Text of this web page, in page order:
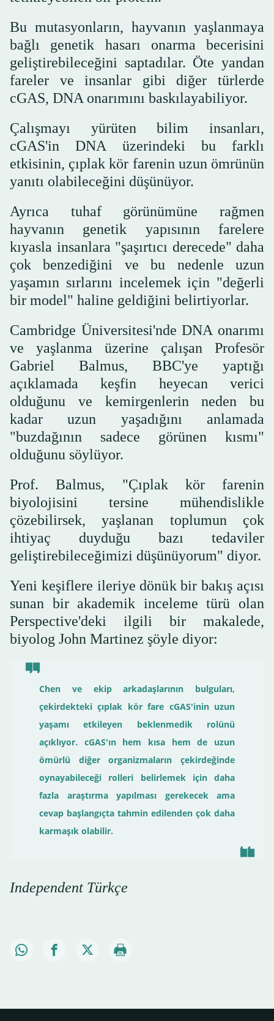
Bu mutasyonların, hayvanın yaşlanmaya
bağlı genetik hasarı onarma becerisini
geliştirebileceğini saptadılar. Öte yandan
fareler ve insanlar gibi diğer türlerde
cGAS, DNA onarımını baskılayabiliyor.
Çalışmayı yürüten bilim insanları,
cGAS'in DNA üzerindeki bu farklı
etkisinin, çıplak kör farenin uzun ömrünün
yanıtı olabileceğini düşünüyor.
Ayrıca tuhaf görünümüne rağmen
hayvanın genetik yapısının farelere
kıyasla insanlara "şaşırtıcı derecede" daha
çok benzediğini ve bu nedenle uzun
yaşamın sırlarını incelemek için "değerli
bir model" haline geldiğini belirtiyorlar.
Cambridge Üniversitesi'nde DNA onarımı
ve yaşlanma üzerine çalışan Profesör
Gabriel Balmus, BBC'ye yaptığı
açıklamada keşfin heyecan verici
olduğunu ve kemirgenlerin neden bu
kadar uzun yaşadığını anlamada
"buzdağının sadece görünen kısmı"
olduğunu söylüyor.
Prof. Balmus, "Çıplak kör farenin
biyolojisini tersine mühendislikle
çözebilirsek, yaşlanan toplumun çok
ihtiyaç duyduğu bazı tedaviler
geliştirebileceğimizi düşünüyorum" diyor.
Yeni keşiflere ileriye dönük bir bakış açısı
sunan bir akademik inceleme türü olan
Perspective'deki ilgili bir makalede,
biyolog John Martinez şöyle diyor:
Chen ve ekip arkadaşlarının bulguları,
çekirdekteki çıplak kör fare cGAS'inin uzun
yaşamı etkileyen beklenmedik rolünü
açıklıyor. cGAS'ın hem kısa hem de uzun
ömürlü diğer organizmaların çekirdeğinde
oynayabileceği rolleri belirlemek için daha
fazla araştırma yapılması gerekecek ama
cevap başlangıçta tahmin edilenden çok daha
karmaşık olabilir.
Independent Türkçe